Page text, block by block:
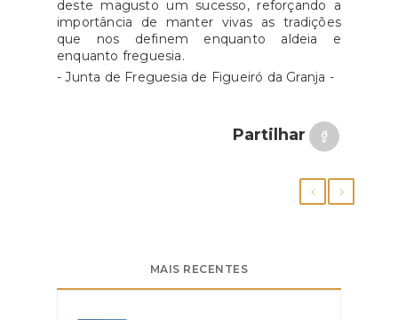
deste magusto um sucesso, reforçando a
importância de manter vivas as tradições
que nos definem enquanto aldeia e
enquanto freguesia.
- Junta de Freguesia de Figueiró da Granja -
Partilhar
MAIS RECENTES